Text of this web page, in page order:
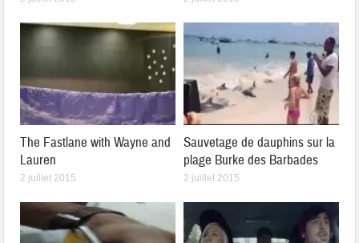
The Fastlane with Wayne and
Lauren
2 juillet 2015
Sauvetage de dauphins sur la
plage Burke des Barbades
2 juillet 2015